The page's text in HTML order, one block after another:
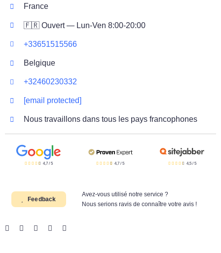
France
🇫🇷 Ouvert — Lun-Ven 8:00-20:00
+33651515566
Belgique
+32460230332
[email protected]
Nous travaillons dans tous les pays francophones
4,7/ 5 4,7 /5 4,5/ 5
Feedback
Avez-vous utilisé notre service ?
Nous serions ravis de connaître votre avis !